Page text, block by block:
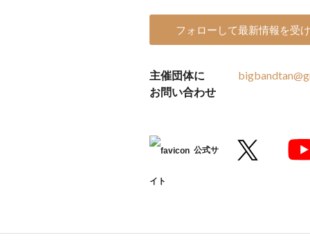
フォローして最新情報を受
主催団体に
お問い合わせ
公式サ
イト